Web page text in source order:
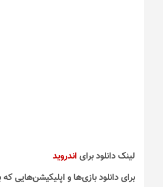
لینک دانلود برای اندروید
برای دانلود بازی‌ها و اپلیکیشن‌هایی